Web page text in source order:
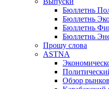
Бюллетнь
Бюллетнь
Бюллетнь
Бюллетнь
Прошу слова
ASTNA
Обзор рынков